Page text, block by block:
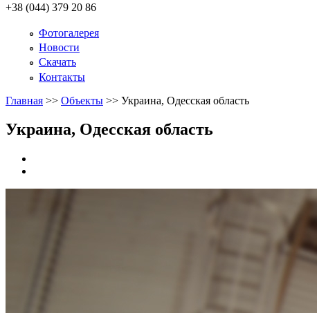
+38 (044) 379 20 86
Фотогалерея
Новости
Скачать
Контакты
Главная >> Объекты >> Украина, Одесская область
Украина, Одесская область